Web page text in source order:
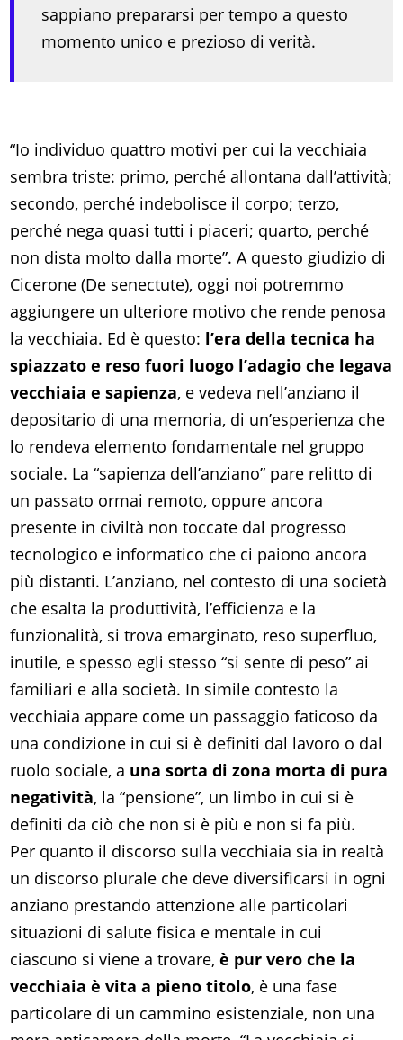
sappiano prepararsi per tempo a questo
momento unico e prezioso di verità.
“Io individuo quattro motivi per cui la vecchiaia
sembra triste: primo, perché allontana dall’attività;
secondo, perché indebolisce il corpo; terzo,
perché nega quasi tutti i piaceri; quarto, perché
non dista molto dalla morte”. A questo giudizio di
Cicerone (De senectute), oggi noi potremmo
aggiungere un ulteriore motivo che rende penosa
la vecchiaia. Ed è questo: l’era della tecnica ha
spiazzato e reso fuori luogo l’adagio che legava
vecchiaia e sapienza, e vedeva nell’anziano il
depositario di una memoria, di un’esperienza che
lo rendeva elemento fondamentale nel gruppo
sociale. La “sapienza dell’anziano” pare relitto di
un passato ormai remoto, oppure ancora
presente in civiltà non toccate dal progresso
tecnologico e informatico che ci paiono ancora
più distanti. L’anziano, nel contesto di una società
che esalta la produttività, l’efficienza e la
funzionalità, si trova emarginato, reso superfluo,
inutile, e spesso egli stesso “si sente di peso” ai
familiari e alla società. In simile contesto la
vecchiaia appare come un passaggio faticoso da
una condizione in cui si è definiti dal lavoro o dal
ruolo sociale, a una sorta di zona morta di pura
negatività, la “pensione”, un limbo in cui si è
definiti da ciò che non si è più e non si fa più.
Per quanto il discorso sulla vecchiaia sia in realtà
un discorso plurale che deve diversificarsi in ogni
anziano prestando attenzione alle particolari
situazioni di salute fisica e mentale in cui
ciascuno si viene a trovare,è pur vero che la
vecchiaia è vita a pieno titolo, è una fase
particolare di un cammino esistenziale, non una